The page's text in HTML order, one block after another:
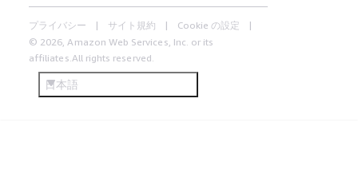
プライバシー サイト規約
Cookie の設定
© 2026, Amazon Web Services, Inc. or its
affiliates.All rights reserved.
日本語